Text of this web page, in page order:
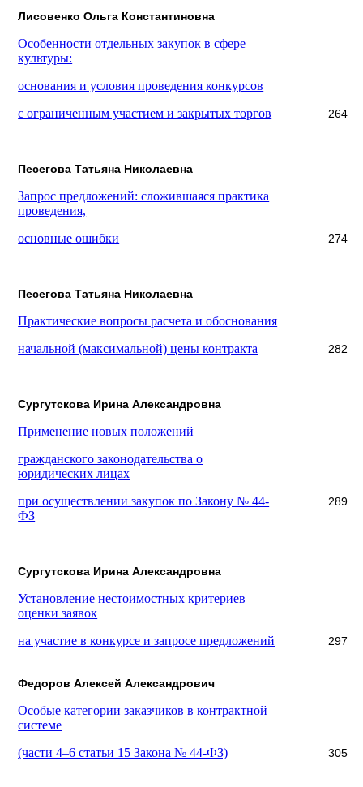
Лисовенко Ольга Константиновна
Особенности отдельных закупок в сфере
культуры:
основания и условия проведения конкурсов
с ограниченным участием и закрытых торгов
264
Песегова Татьяна Николаевна
Запрос предложений: сложившаяся практика
проведения,
основные ошибки
274
Песегова Татьяна Николаевна
Практические вопросы расчета и обоснования
начальной (максимальной) цены контракта
282
Сургутскова Ирина Александровна
Применение новых положений
гражданского законодательства о
юридических лицах
при осуществлении закупок по Закону № 44-
ФЗ
289
Сургутскова Ирина Александровна
Установление нестоимостных критериев
оценки заявок
на участие в конкурсе и запросе предложений
297
Федоров Алексей Александрович
Особые категории заказчиков в контрактной
системе
(части 4–6 статьи 15 Закона № 44-ФЗ)
305